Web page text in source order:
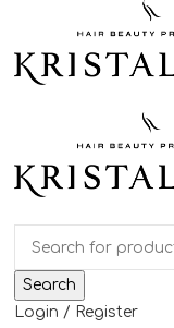
Search
Login / Register